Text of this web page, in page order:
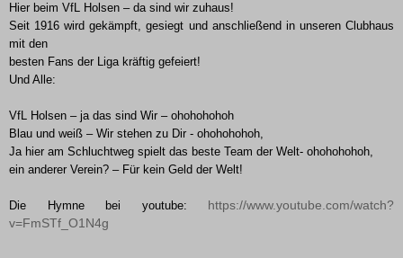
Hier beim VfL Holsen – da sind wir zuhaus!
Seit 1916 wird gekämpft, gesiegt und anschließend in unseren Clubhaus
mit den
besten Fans der Liga kräftig gefeiert!
Und Alle:
VfL Holsen – ja das sind Wir – ohohohohoh
Blau und weiß – Wir stehen zu Dir - ohohohohoh,
Ja hier am Schluchtweg spielt das beste Team der Welt- ohohohohoh,
ein anderer Verein? – Für kein Geld der Welt!
Die Hymne bei youtube: https://www.youtube.com/watch?
v=FmSTf_O1N4g